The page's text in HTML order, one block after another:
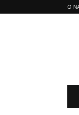
O